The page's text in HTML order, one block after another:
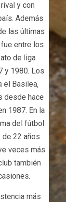
y con
Además
las últimas
entre los
de liga
y 1980. Los
el Basilea,
desde hace
1987. En la
del fútbol
22 años
veces más
también
más